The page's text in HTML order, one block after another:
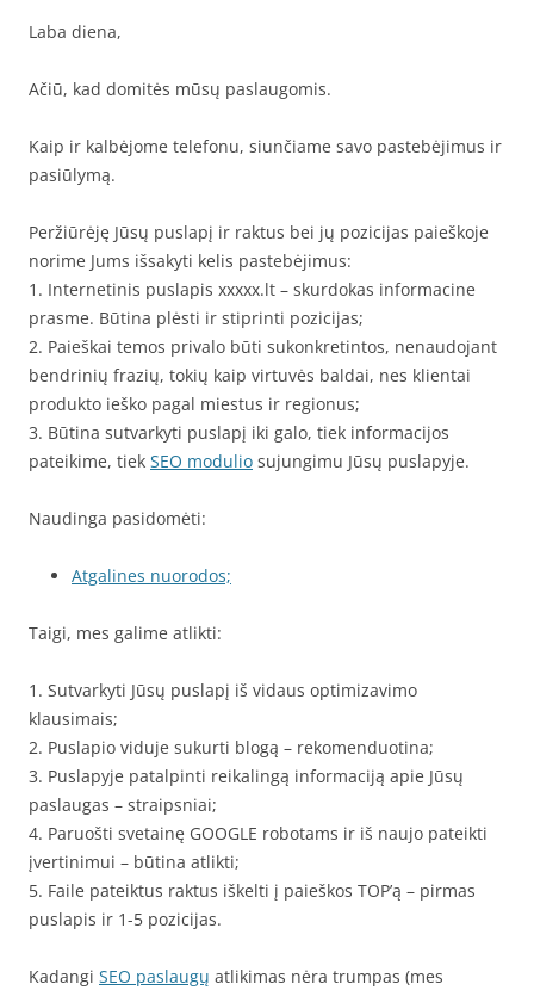
Laba diena,
Ačiū, kad domitės mūsų paslaugomis.
Kaip ir kalbėjome telefonu, siunčiame savo pastebėjimus ir
pasiūlymą.
Peržiūrėję Jūsų puslapį ir raktus bei jų pozicijas paieškoje
norime Jums išsakyti kelis pastebėjimus:
1. Internetinis puslapis xxxxx.lt – skurdokas informacine
prasme. Būtina plėsti ir stiprinti pozicijas;
2. Paieškai temos privalo būti sukonkretintos, nenaudojant
bendrinių frazių, tokių kaip virtuvės baldai, nes klientai
produkto ieško pagal miestus ir regionus;
3. Būtina sutvarkyti puslapį iki galo, tiek informacijos
pateikime, tiek SEO modulio sujungimu Jūsų puslapyje.
Naudinga pasidomėti:
Atgalines nuorodos;
Taigi, mes galime atlikti:
1. Sutvarkyti Jūsų puslapį iš vidaus optimizavimo
klausimais;
2. Puslapio viduje sukurti blogą – rekomenduotina;
3. Puslapyje patalpinti reikalingą informaciją apie Jūsų
paslaugas – straipsniai;
4. Paruošti svetainę GOOGLE robotams ir iš naujo pateikti
įvertinimui – būtina atlikti;
5. Faile pateiktus raktus iškelti į paieškos TOP’ą – pirmas
puslapis ir 1-5 pozicijas.
Kadangi SEO paslaugų atlikimas nėra trumpas (mes